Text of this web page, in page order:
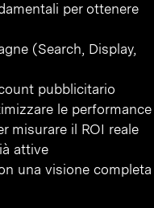
per ottenere
(Search, Display,
pubblicitario
le performance
misurare il ROI reale
attive
una visione completa